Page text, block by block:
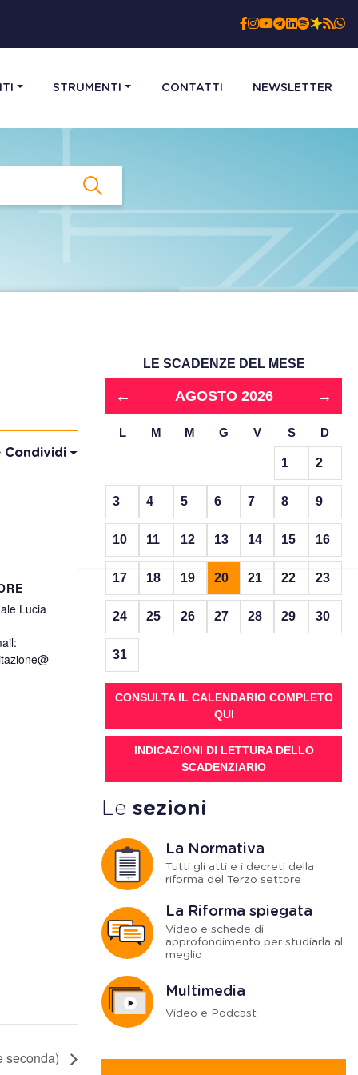
STRUMENTI CONTATTI NEWSLETTER
Condividi
Lucia
seconda)
LE SCADENZE DEL MESE
← AGOSTO 2026 →
L M M G V S D
1 2
3 4 5 6 7 8 9
10 11 12 13 14 15 16
17 18 19 20 21 22 23
24 25 26 27 28 29 30
31
CONSULTA IL CALENDARIO COMPLETO
QUI
INDICAZIONI DI LETTURA DELLO
SCADENZIARIO
Le sezioni
La Normativa
Tutti gli atti e i decreti della
riforma del Terzo settore
La Riforma spiegata
Video e schede di
approfondimento per studiarla al
meglio
Multimedia
Video e Podcast